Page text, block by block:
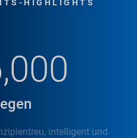
HIGHLIGHTS
intelligent und